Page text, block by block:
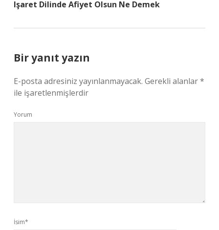
Işaret Dilinde Afiyet Olsun Ne Demek
Bir yanıt yazın
E-posta adresiniz yayınlanmayacak. Gerekli alanlar*
ile işaretlenmişlerdir
Yorum
İsim*